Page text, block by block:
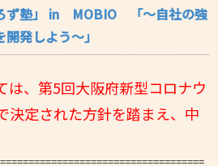
ろず塾」 in MOBIO 「～自社の強
発しよう～」
、第5回大阪府新型コロナウ
決定された方針を踏まえ、中